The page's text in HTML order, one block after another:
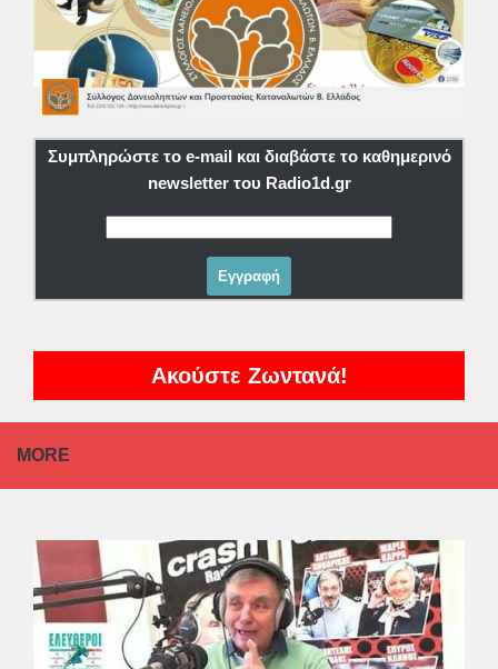
Συμπληρώστε το e-mail και διαβάστε το καθημερινό
newsletter του Radio1d.gr
Ακούστε Ζωντανά!
MORE